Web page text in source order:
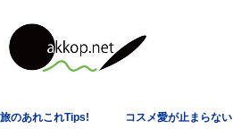
旅のあれこれTips! コスメ愛が止まらない